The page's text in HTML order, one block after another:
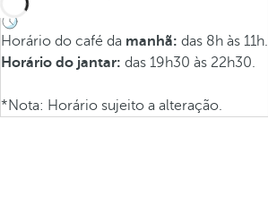
Horário do café da manhã: das 8h às 11h.
Horário do jantar: das 19h30 às 22h30.
*Nota: Horário sujeito a alteração.